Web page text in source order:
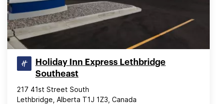
Holiday Inn Express Lethbridge
Southeast
217 41st Street South
Lethbridge, Alberta T1J 1Z3, Canada